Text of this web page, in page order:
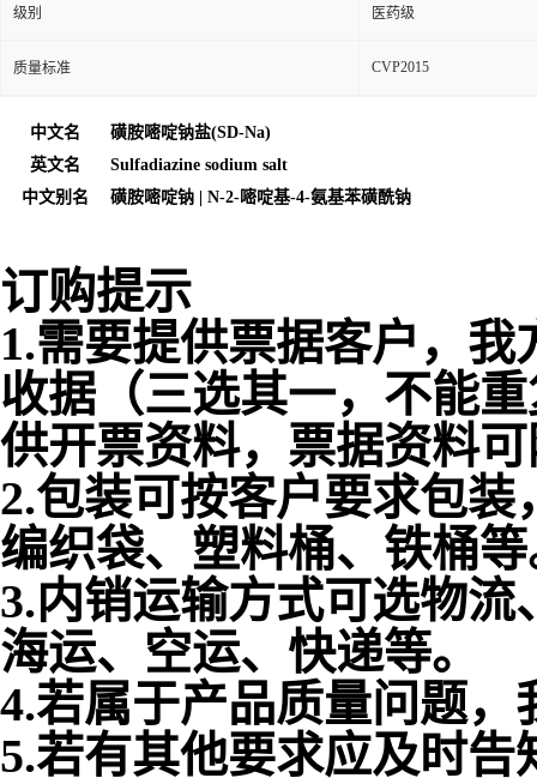
级别 医药级
质量标准 CVP2015
中文名
磺胺嘧啶钠盐(SD-Na)
英文名
Sulfadiazine sodium salt
中文别名
磺胺嘧啶钠 N-2-嘧啶基-4-氨基苯磺酰钠
订购提示
1.需要提供票据客户，
收据（三选其一，不能
供开票资料，票据资料
2.包装可按客户要求包
编织袋、塑料桶、铁桶
3.内销运输方式可选物
海运、空运、快递等。
4.若属于产品质量问题
5.若有其他要求应及时告